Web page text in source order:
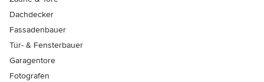
Dachdecker
Fassadenbauer
Tür- & Fensterbauer
Garagentore
Fotografen